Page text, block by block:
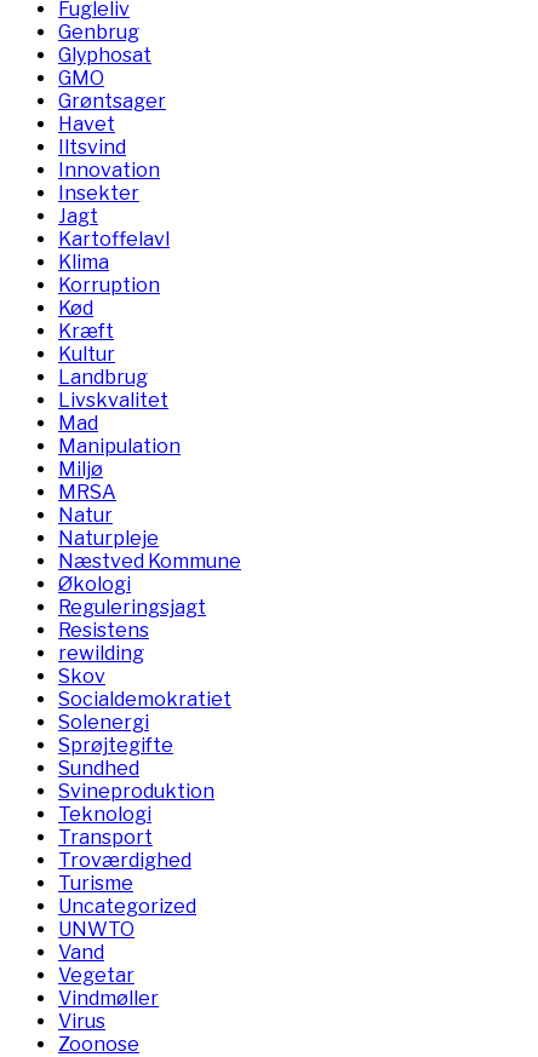
Fugleliv
Genbrug
Glyphosat
GMO
Grøntsager
Havet
Iltsvind
Innovation
Insekter
Jagt
Kartoffelavl
Klima
Korruption
Kød
Kræft
Kultur
Landbrug
Livskvalitet
Mad
Manipulation
Miljø
MRSA
Natur
Naturpleje
Næstved Kommune
Økologi
Reguleringsjagt
Resistens
rewilding
Skov
Socialdemokratiet
Solenergi
Sprøjtegifte
Sundhed
Svineproduktion
Teknologi
Transport
Troværdighed
Turisme
Uncategorized
UNWTO
Vand
Vegetar
Vindmøller
Virus
Zoonose